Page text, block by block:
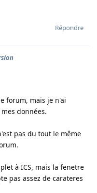
Répondre
forum, mais je n'ai
données.
pas du tout le même
à ICS, mais la fenetre
pas assez de carateres